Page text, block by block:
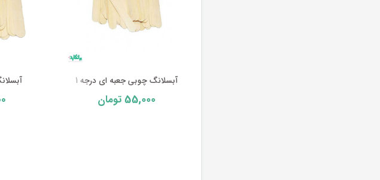
آبسلانگ چوبی جعبه ای درجه 1
55,000 تومان